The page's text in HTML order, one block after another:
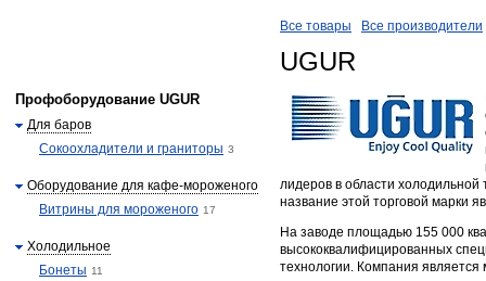
Все товары Все производители
UGUR
лидеров в области
название этой торговой марки
На заводе площадью 155 000
высококвалифицированных
технологии. Компания
Профоборудование UGUR
Для баров
Сокоохладители и граниторы 3
Оборудование для кафе-мороженого
Витрины для мороженого 17
Холодильное
Бонеты 11